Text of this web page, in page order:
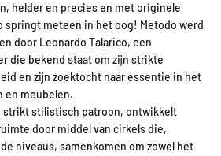
helder en precies en met originele
springt meteen in het oog! Metodo werd
door Leonardo Talarico, een
die bekend staat om zijn strikte
en zijn zoektocht naar essentie in het
en meubelen.
strikt stilistisch patroon, ontwikkelt
door middel van cirkels die,
niveaus, samenkomen om zowel het